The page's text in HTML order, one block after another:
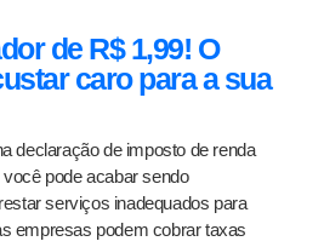
de R$ 1,99! O
caro para a sua
declaração de imposto de renda
pode acabar sendo
serviços inadequados para
empresas podem cobrar taxas